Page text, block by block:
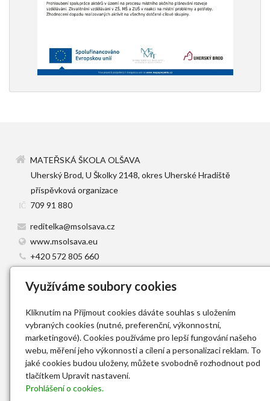
MATEŘSKÁ ŠKOLA OLŠAVA
Uherský Brod, U Školky 2148, okres Uherské Hradiště
příspěvková organizace
IČ 709 91 880
reditelka@msolsava.cz
www.msolsava.eu
+420 572 805 660
86-3955390287 / 0100
Úvod
Novinky
Informace o MŠ
Dokumenty ke stažení
Jídelníček
Využíváme soubory cookies
Kliknutím na Přijmout cookies dáváte souhlas s uložením
vybraných cookies (nutné, preferenční, výkonnostní,
marketingové). Cookies používáme pro lepší fungování našeho
webu, měření jeho výkonnosti a cílení a personalizaci reklam. To
jaké cookies budou uloženy, můžete svobodně rozhodnout pod
tlačítkem Upravit nastavení.
Prohlášení o cookies.